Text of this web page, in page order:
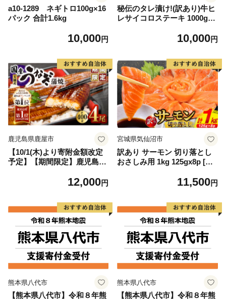
a10-1289 ネギトロ100g×16
パック 合計1.6kg
10,000円
秘伝のタレ漬け!(訳あり)牛ヒ
レサイコロステーキ 1000g
10,000円
鹿児島県鹿屋市
【10/1(木)より寄附金額改定
予定】【期間限定】鹿児島県
12,000円
宮城県気仙沼市
訳あり サーモン 切り落とし
おさしみ用 1kg 125gx8p [足
4313] 魚 魚介類 鮭 お刺し身
介
11,500円
熊本県八代市
【熊本県八代市】令和８年熊
熊本県八代市
【熊本県八代市】令和８年熊